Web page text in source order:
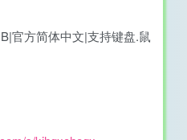
官方简体中文|支持键盘.鼠